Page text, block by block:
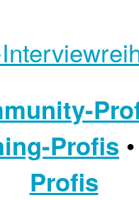
Profis •
Profis